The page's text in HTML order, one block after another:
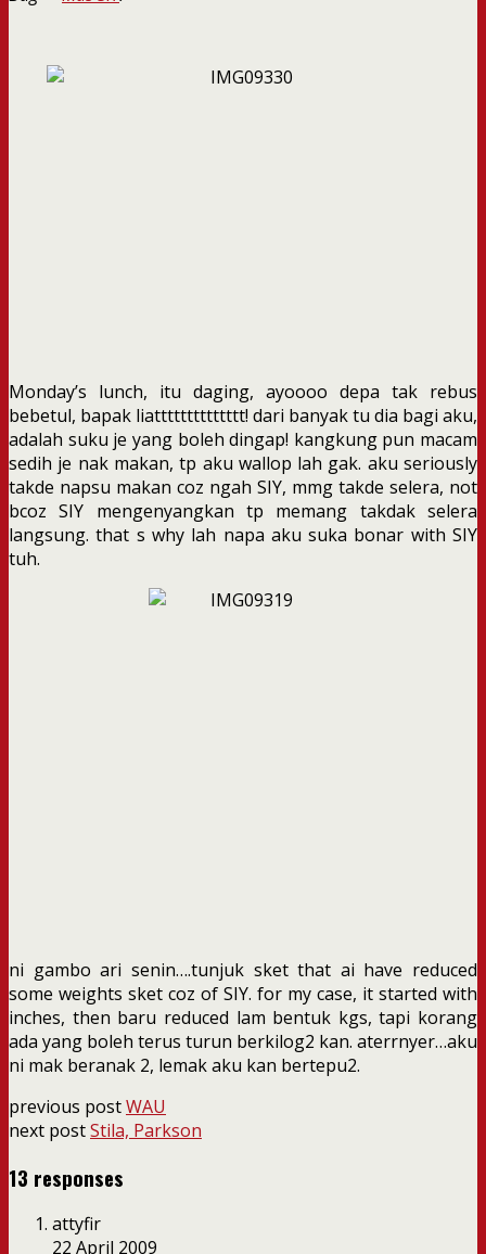
Monday’s lunch, itu daging, ayoooo depa tak rebus
bebetul, bapak liatttttttttttttt! dari banyak tu dia bagi aku,
adalah suku je yang boleh dingap! kangkung pun macam
sedih je nak makan, tp aku wallop lah gak. aku seriously
takde napsu makan coz ngah SIY, mmg takde selera, not
bcoz SIY mengenyangkan tp memang takdak selera
langsung. that s why lah napa aku suka bonar with SIY
tuh.
ni gambo ari senin….tunjuk sket that ai have reduced
some weights sket coz of SIY. for my case, it started with
inches, then baru reduced lam bentuk kgs, tapi korang
ada yang boleh terus turun berkilog2 kan. aterrnyer…aku
ni mak beranak 2, lemak aku kan bertepu2.
previous postWAU
next postStila, Parkson
13 responses
attyfir
22 April 2009